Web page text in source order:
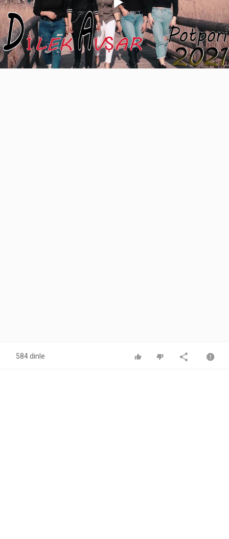
Play
Video
584 dinle